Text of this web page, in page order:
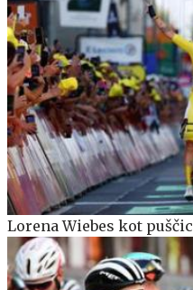
Lorena Wiebes kot